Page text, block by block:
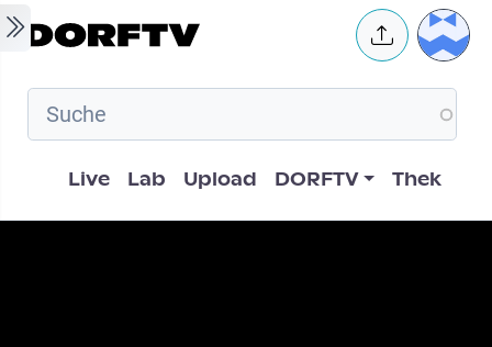
Skip to main content User
Hauptnavigation
Live Lab Upload DORFTV Thek